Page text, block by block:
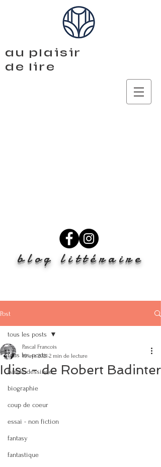
au plaisir
de lire
blog littéraire
Post
tous les posts
bande dessinée
biographie
coup de coeur
essai - non fiction
fantasy
fantastique
tous les posts
Idiss - de Robert Badinter
Pascal Francois
19 avr. 2021 2 min de lecture